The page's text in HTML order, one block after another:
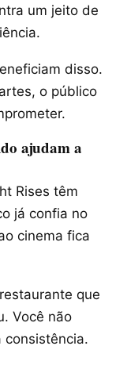
um jeito de
disso.
o público
ajudam a
Rises têm
já confia no
cinema fica
que
Você não
consistência.